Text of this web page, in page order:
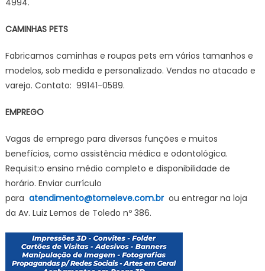
CAMINHAS PETS
Fabricamos caminhas e roupas pets em vários tamanhos e
modelos, sob medida e personalizado. Vendas no atacado e
varejo. Contato: 99141-0589.
EMPREGO
Vagas de emprego para diversas funções e muitos
benefícios, como assistência médica e odontológica.
Requisit:o ensino médio completo e disponibilidade de
horário. Enviar currículo
para atendimento@tomeleve.com.br ou entregar na loja
da Av. Luiz Lemos de Toledo nº 386.